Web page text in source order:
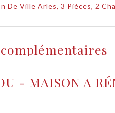
De Ville Arles, 3 Pièces, 2
- MAISON A